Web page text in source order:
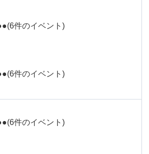
(6件のイベント)
(6件のイベント)
(6件のイベント)